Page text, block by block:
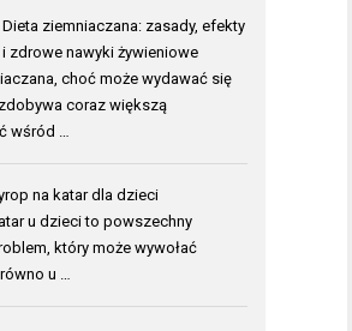
Dieta ziemniaczana: zasady, efekty
i zdrowe nawyki żywieniowe
choć może wydawać się
coraz większą
wśród …
na katar dla dzieci
u dzieci to powszechny
który może wywołać
u …